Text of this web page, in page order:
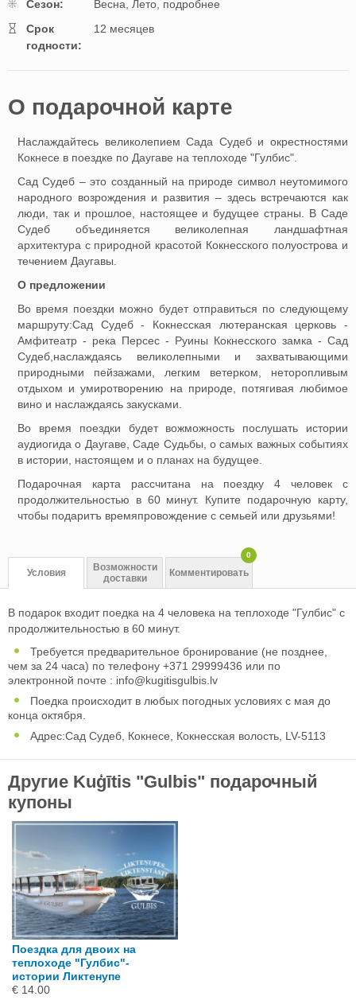
Cезон:
Весна, Лето, подробнее
Cрок
годности:
12 месяцев
O подарочной картe
Наслаждайтесь великолепием Сада Судеб и окрестностями
Кокнесе в поездке по Даугаве на теплоходе "Гулбис".
Сад Судеб – это созданный на природе символ неутомимого
народного возрождения и развития – здесь встречаются как
люди, так и прошлое, настоящее и будущее страны. В Саде
Судеб объединяется великолепная ландшафтная
архитектура с природной красотой Кокнесского полуострова и
течением Даугавы.
О предложении
Во время поездки можно будет отправиться по следующему
маршруту:Сад Судеб - Кокнесская лютеранская церковь -
Амфитеатр - река Персес - Руины Кокнесского замка - Сад
Судеб,наслаждаясь великолепными и захватывающими
природными пейзажами, легким ветерком, неторопливым
отдыхом и умиротворению на природе, потягивая любимое
вино и наслаждаясь закусками.
Во время поездки будет вожможность послушать истории
аудиогида о Даугаве, Саде Судьбы, о самых важных событиях
в истории, настоящем и о планах на будущее.
Подарочная карта рассчитана на поездку 4 человек с
продолжительностью в 60 минут. Купите подарочную карту,
чтобы подаритъ времяпровождение с семьей или друзьями!
Условия
Возможности
доставки
Комментировать
0
В подарок входит поедка на 4 человекa на теплоходе "Гулбис" с
продолжительностью в 60 минут.
Требуется предварительное бронирование (не позднее,
чем за 24 часа) по телефону +371 29999436 или по
электронной почте : info@kugitisgulbis.lv
Поедка происходит в любых погодных условиях с мая до
конца октября.
Адрес:Сад Судеб, Кокнесе, Кокнесская волость, LV-5113
Другие Kuģītis "Gulbis" подарочный
купоны
Поездка для двоих на
теплоходе "Гулбис"-
истории Ликтенупе
€ 14.00